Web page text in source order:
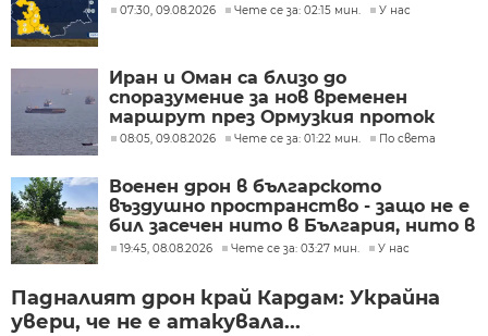
07:30, 09.08.2026 Чете се за: 02:15 мин. У нас
Иран и Оман са близо до
споразумение за нов временен
маршрут през Ормузкия проток
08:05, 09.08.2026 Чете се за: 01:22 мин. По света
Военен дрон в българското
въздушно пространство - защо не е
бил засечен нито в България, нито в
Румъния?
19:45, 08.08.2026 Чете се за: 03:27 мин. У нас
Падналият дрон край Кардам: Украйна
увери, че не е атакувала...